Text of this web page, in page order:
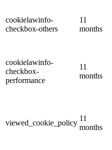
cookielawinfo-
checkbox-others
11
months
cookielawinfo-
checkbox-
performance
11
months
viewed_cookie_policy
11
months